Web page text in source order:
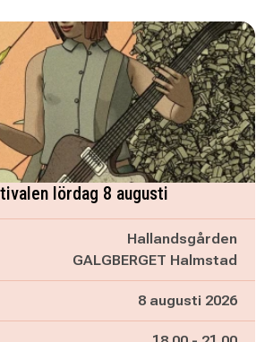
lördag 8 augusti
Hallandsgården
GALGBERGET Halmstad
8 augusti 2026